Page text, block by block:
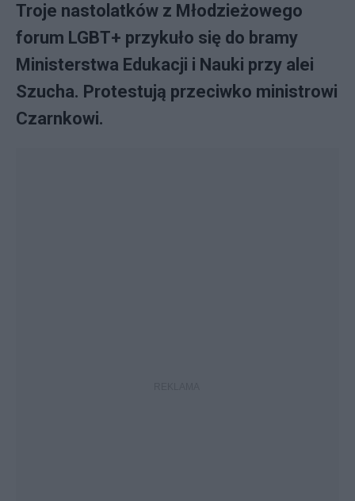
Troje nastolatków z Młodzieżowego
forum LGBT+ przykuło się do bramy
Ministerstwa Edukacji i Nauki przy alei
Szucha. Protestują przeciwko ministrowi
Czarnkowi.